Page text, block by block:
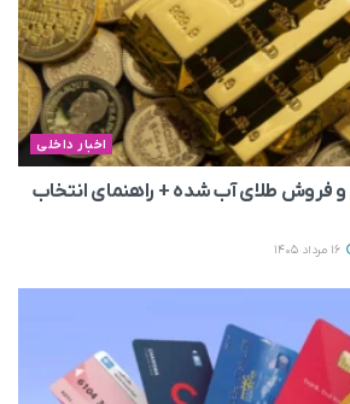
اخبار داخلی
و فروش طلای آب شده + راهنمای انتخاب